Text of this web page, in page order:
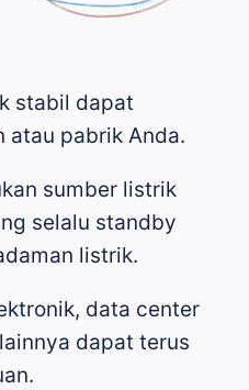
stabil dapat
atau pabrik Anda.
sumber listrik
selalu standby
listrik.
data center
dapat terus